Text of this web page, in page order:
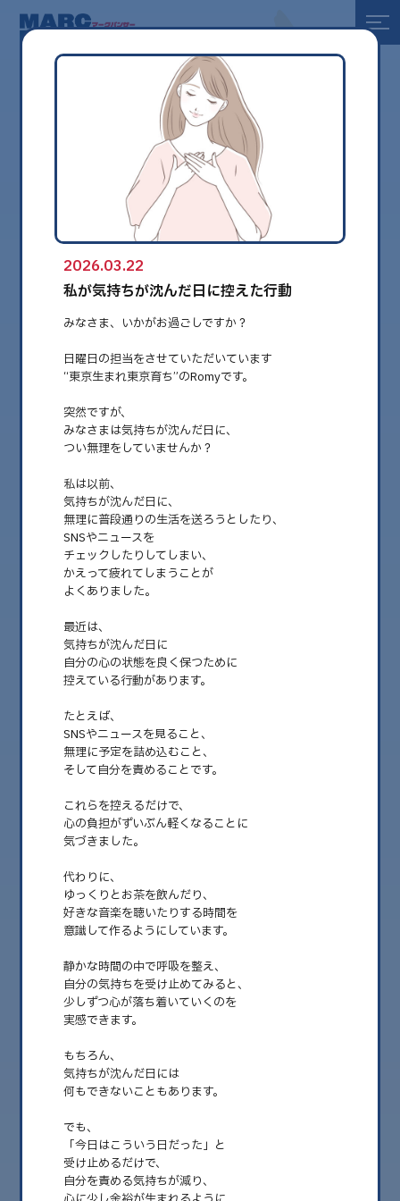
全て
健康
美容
環境
globe
2026.03.22
私が気持ちが沈んだ日に控えた行動
みなさま、いかがお過ごしですか？ 日曜日の担当をさせていただいていま
2026.08
2026.06
2026.05
2026.04
2026.03
2026.02
2026.01
2025.12
2025.11
2025.10
2025.09
2026.03.22
私が気持ちが沈んだ日に控えた行動
みなさま、いかがお過ごしですか？
日曜日の担当をさせていただいています
“東京生まれ東京育ち”のRomyです。
突然ですが、
みなさまは気持ちが沈んだ日に、
つい無理をしていませんか？
私は以前、
気持ちが沈んだ日に、
無理に普段通りの生活を送ろうとしたり、
SNSやニュースを
チェックしたりしてしまい、
かえって疲れてしまうことが
よくありました。
最近は、
気持ちが沈んだ日に
自分の心の状態を良く保つために
控えている行動があります。
たとえば、
SNSやニュースを見ること、
無理に予定を詰め込むこと、
そして自分を責めることです。
これらを控えるだけで、
心の負担がずいぶん軽くなることに
気づきました。
代わりに、
ゆっくりとお茶を飲んだり、
好きな音楽を聴いたりする時間を
意識して作るようにしています。
静かな時間の中で呼吸を整え、
自分の気持ちを受け止めてみると、
少しずつ心が落ち着いていくのを
実感できます。
もちろん、
気持ちが沈んだ日には
何もできないこともあります。
でも、
「今日はこういう日だった」と
受け止めるだけで、
自分を責める気持ちが減り、